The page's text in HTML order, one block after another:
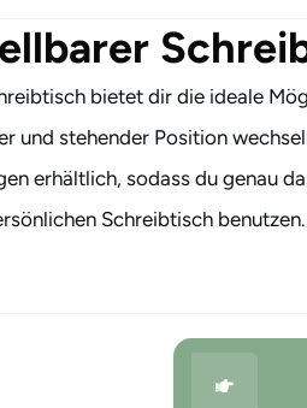
bietet dir die ideale
und stehender Position
erhältlich, sodass du genau
Schreibtisch